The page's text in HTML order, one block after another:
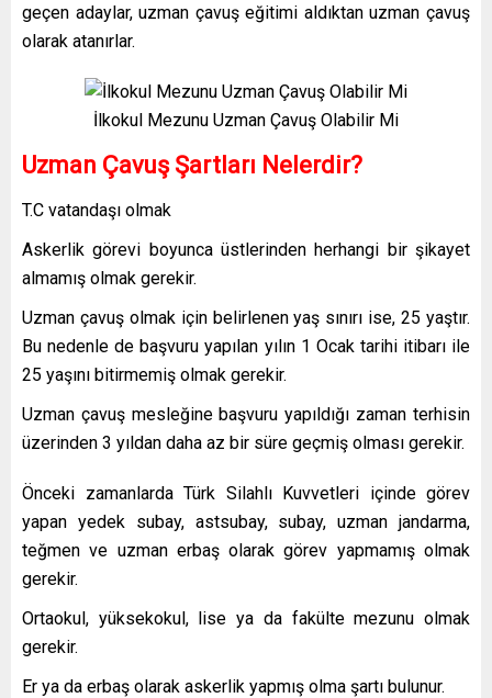
geçen adaylar, uzman çavuş eğitimi aldıktan uzman çavuş
olarak atanırlar.
İlkokul Mezunu Uzman Çavuş Olabilir Mi
Uzman Çavuş Şartları Nelerdir?
T.C vatandaşı olmak
Askerlik görevi boyunca üstlerinden herhangi bir şikayet
almamış olmak gerekir.
Uzman çavuş olmak için belirlenen yaş sınırı ise, 25 yaştır.
Bu nedenle de başvuru yapılan yılın 1 Ocak tarihi itibarı ile
25 yaşını bitirmemiş olmak gerekir.
Uzman çavuş mesleğine başvuru yapıldığı zaman terhisin
üzerinden 3 yıldan daha az bir süre geçmiş olması gerekir.
Önceki zamanlarda Türk Silahlı Kuvvetleri içinde görev
yapan yedek subay, astsubay, subay, uzman jandarma,
teğmen ve uzman erbaş olarak görev yapmamış olmak
gerekir.
Ortaokul, yüksekokul, lise ya da fakülte mezunu olmak
gerekir.
Er ya da erbaş olarak askerlik yapmış olma şartı bulunur.